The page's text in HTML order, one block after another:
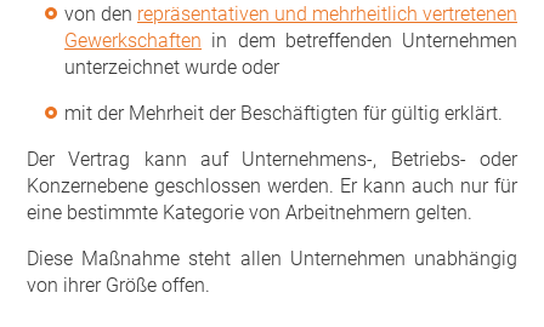
von den repräsentativen und mehrheitlich vertretenen
Gewerkschaften in dem betreffenden Unternehmen
unterzeichnet wurde oder
mit der Mehrheit der Beschäftigten für gültig erklärt.
Der Vertrag kann auf Unternehmens-, Betriebs- oder
Konzernebene geschlossen werden. Er kann auch nur für
eine bestimmte Kategorie von Arbeitnehmern gelten.
Diese Maßnahme steht allen Unternehmen unabhängig
von ihrer Größe offen.